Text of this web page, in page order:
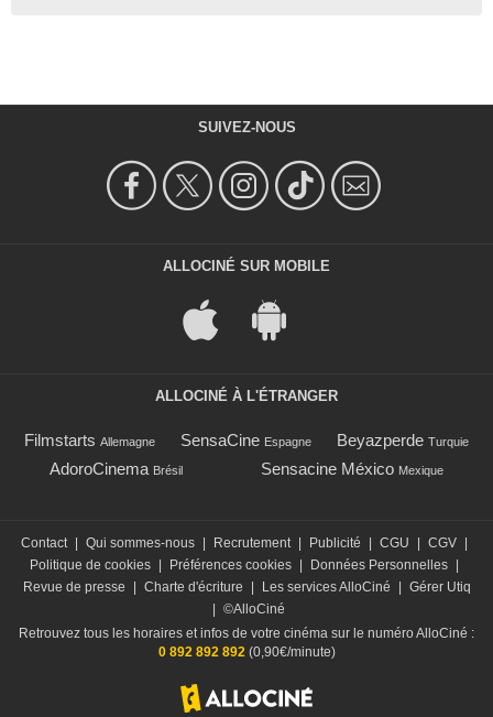
SUIVEZ-NOUS
ALLOCINÉ SUR MOBILE
ALLOCINÉ À L'ÉTRANGER
Filmstarts Allemagne SensaCine Espagne Beyazperde Turquie
AdoroCinema Brésil Sensacine México Mexique
Contact | Qui sommes-nous | Recrutement | Publicité | CGU | CGV |
Politique de cookies | Préférences cookies | Données Personnelles |
Revue de presse
| Charte d'écriture | Les services AlloCiné | Gérer Utiq
| ©AlloCiné
Retrouvez tous les horaires et infos de votre cinéma sur le numéro AlloCiné :
0 892 892 892 (0,90€/minute)